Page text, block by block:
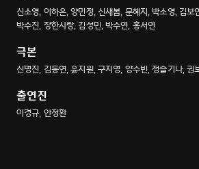
신소영, 이하은, 양민정, 신새봄, 문혜지, 박소영, 김보
박수진, 장한사랑, 김성민, 박수연, 홍서연
극본
신명진, 김동연, 윤지원, 구지영, 양수빈, 정슬기나, 권
출연진
이경규, 안정환